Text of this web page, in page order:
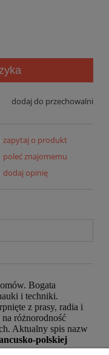
dodaj do przechowalni
zapytaj o produkt
poleć znajomemu
dodaj opinię
Bogata
i techniki.
z prasy, radia i
różnorodność
Aktualny spis nazw
polskiej